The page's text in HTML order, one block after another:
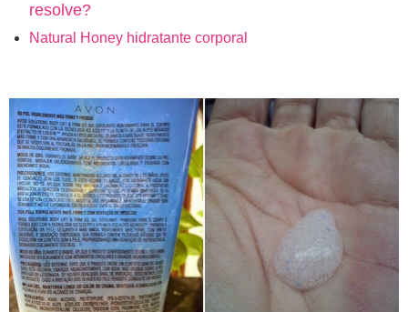
resolve?
Natural Honey hidratante corporal